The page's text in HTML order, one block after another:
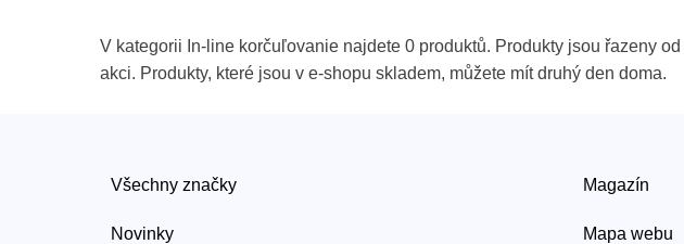
V kategorii In-line korčuľovanie najdete 0 produktů. Produkty jsou řazeny
akci. Produkty, které jsou v e-shopu skladem, můžete mít druhý den doma.
Všechny značky
Novinky
Magazín
Mapa webu